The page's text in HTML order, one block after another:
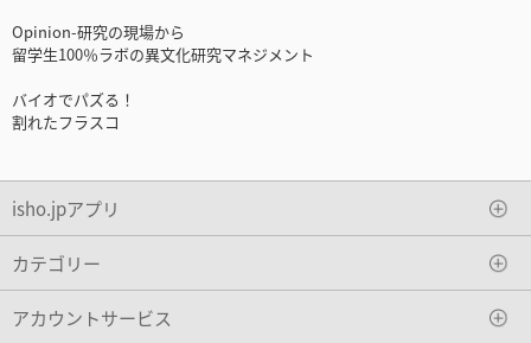
Opinion-研究の現場から
留学生100％ラボの異文化研究マネジメント
バイオでパズる！
割れたフラスコ
isho.jpアプリ
カテゴリー
アカウントサービス